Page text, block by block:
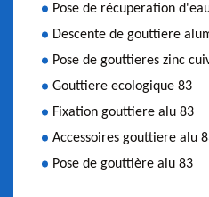
Pose de récuperation
Descente de gouttiere
Pose de gouttieres zinc
Gouttiere ecologique 83
Fixation gouttiere alu 83
Accessoires gouttiere alu
Pose de gouttière alu 83